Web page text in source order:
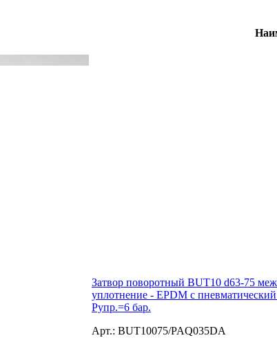
Затвор поворотный BUT10 d63-75
уплотнение - EPDM с
Рупр.=6 бар.
Арт.: BUT10075/PAQ035DA